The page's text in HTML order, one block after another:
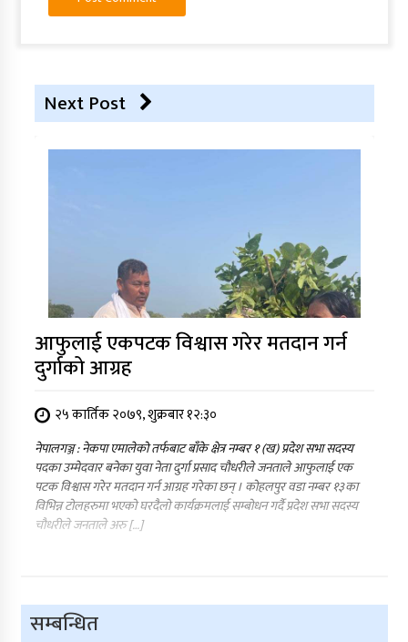
Next Post
आफुलाई एकपटक विश्वास गरेर मतदान गर्न
दुर्गाको आग्रह
२५ कार्तिक २०७९, शुक्रबार १२:३०
नेपालगञ्ज : नेकपा एमालेको तर्फबाट बाँके क्षेत्र नम्बर १ (ख) प्रदेश सभा सदस्य
पदका उम्मेदवार बनेका युवा नेता दुर्गा प्रसाद चौधरीले जनताले आफुलाई एक
पटक विश्वास गरेर मतदान गर्न आग्रह गरेका छन् । कोहलपुर वडा नम्बर १३का
विभिन्न टोलहरुमा भएको घरदैलो कार्यक्रमलाई सम्बोधन गर्दै प्रदेश सभा सदस्य
चौधरीले जनताले अरु […]
सम्बन्धित